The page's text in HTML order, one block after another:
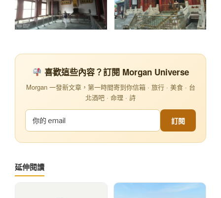
喜歡這些內容？訂閱 Morgan Universe
Morgan 一發新文章，第一時間寄到你信箱 · 旅行 · 美食 · 台
北酒吧 · 命理 · 詩
訂閱
延伸閱讀